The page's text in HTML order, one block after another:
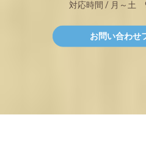
対応時間 / 月～土
お問い合わせ